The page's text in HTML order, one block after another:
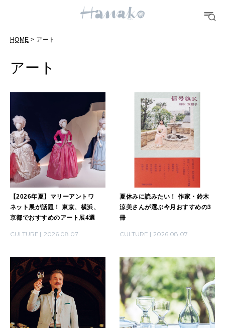
どこ行く？
FORTUNE
明日のわたし
[12星座別] Weekly Holoscope
[12星座別] Monthly Love Holoscope
女神まり愛のタロットメッセージ
算命学がわかる今月のあなた
自分にやさしく
LEARN
MAMA
ママもいろいろ
HOME > アート
アート
【2026年夏】マリーアントワ
ネット展が話題！ 東京、横浜、
京都でおすすめのアート展4選
CULTURE 2026.08.07
夏休みに読みたい！ 作家・鈴木
涼美さんが選ぶ今月おすすめの3
冊
CULTURE 2026.08.07